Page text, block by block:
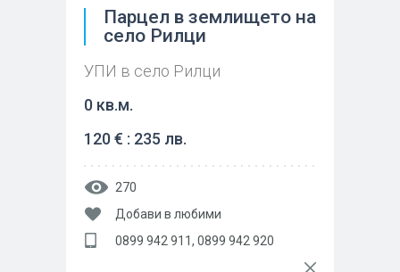
Парцел в землището на
село Рилци
УПИ в село Рилци
0 кв.м.
120 € : 235 лв.
270
Добави в любими
0899 942 911, 0899 942 920